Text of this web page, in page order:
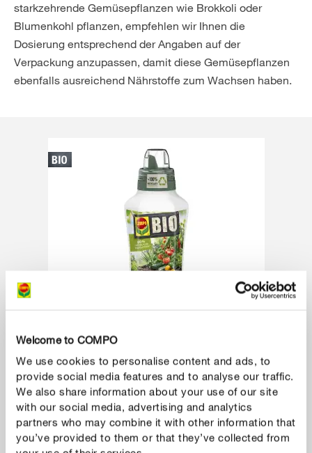
Welcome to COMPO
We use cookies to personalise content and ads, to
provide social media features and to analyse our traffic.
We also share information about your use of our site
with our social media, advertising and analytics
partners who may combine it with other information that
you’ve provided to them or that they’ve collected from
starkzehrende Gemüsepflanzen wie Brokkoli oder
Blumenkohl pflanzen, empfehlen wir Ihnen die
Dosierung entsprechend der Angaben auf der
Verpackung anzupassen, damit diese Gemüsepflanzen
ebenfalls ausreichend Nährstoffe zum Wachsen haben.
COMPO BIO Hochbeetdünger
Die optimale Nährstoffversorgung aller stark- und